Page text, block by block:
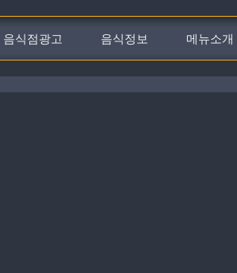
음식점광고 음식정보 메뉴소개